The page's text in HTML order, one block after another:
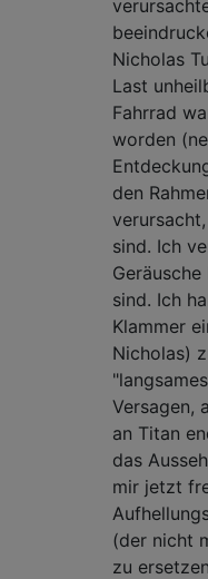
Nicholas
Last
Fahrrad
worden
den
sind. Ich
sind. Ich
Klammer
Nicholas)
Versagen,
an Titan
das
mir jetzt
(der nicht
zu